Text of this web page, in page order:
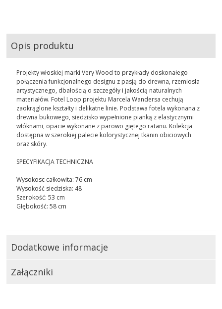
Opis produktu
Projekty włoskiej marki Very Wood to przykłady doskonałego
połączenia funkcjonalnego designu z pasją do drewna, rzemiosła
artystycznego, dbałością o szczegóły i jakością naturalnych
materiałów. Fotel Loop projektu Marcela Wandersa cechują
zaokrąglone kształty i delikatne linie. Podstawa fotela wykonana z
drewna bukowego, siedzisko wypełnione pianką z elastycznymi
włóknami, opacie wykonane z parowo giętego ratanu. Kolekcja
dostępna w szerokiej palecie kolorystycznej tkanin obiciowych
oraz skóry.
SPECYFIKACJA TECHNICZNA
Wysokosc całkowita: 76 cm
Wysokość siedziska: 48
Szerokość: 53 cm
Głębokość: 58 cm
Dodatkowe informacje
Załączniki